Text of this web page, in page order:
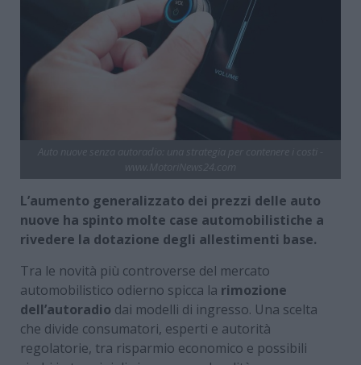
L’aumento generalizzato dei prezzi delle auto
nuove ha spinto molte case automobilistiche a
rivedere la dotazione degli allestimenti base.
Tra le novità più controverse del mercato
automobilistico odierno spicca la rimozione
dell’autoradio dai modelli di ingresso. Una scelta
che divide consumatori, esperti e autorità
regolatorie, tra risparmio economico e possibili